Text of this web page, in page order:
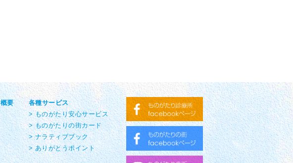
要
各種サービス
> ものがたり安心サービス
> ものがたりの街カード
> ナラティブブック
> ありがとうポイント